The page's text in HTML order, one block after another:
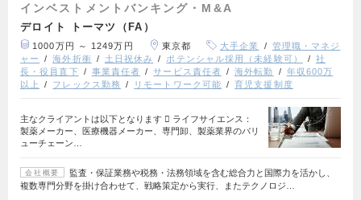
インベストメントバンキング・M&A
デロイト トーマツ（FA）
1000万円 ～ 1249万円 東京都 大手企業
管理職・マネジ
ャー
海外折衝 土日祝休み ポテンシャル採用（未経験可）
社
長・役員直下
事業責任者 サービス責任者 海外転勤
年収600万
以上
フレックス勤務 リモートワーク可能 育児支援制度
主なクライアントは以下となります  ライフサイエンス：
製薬メーカー、医療機器メーカー、専門卸、製薬業界のバリ
ューチェーン…
会社概要
監査・保証業務や税務・法務領域を含む総合力と国際力を活かし、
複数専門分野を掛け合わせて、戦略策定から実行、またテクノロジ…